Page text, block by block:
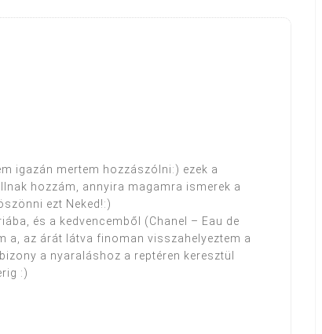
igazán mertem hozzászólni:) ezek a
hozzám, annyira magamra ismerek a
ezt Neked!:)
és a kedvencemből (Chanel – Eau de
a, az árát látva finoman visszahelyeztem a
a nyaraláshoz a reptéren keresztül
:)